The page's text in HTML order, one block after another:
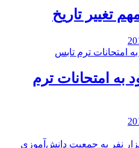
تغییر تاریخ
به امتحانات ترم